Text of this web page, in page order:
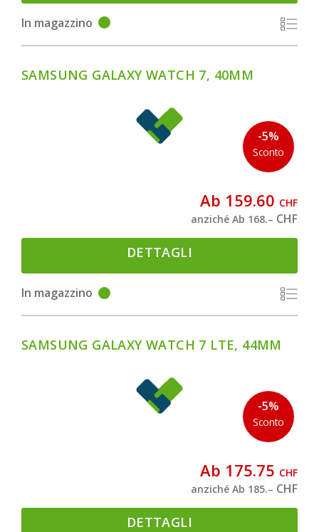
In magazzino
-5%
Sconto
SAMSUNG GALAXY WATCH 7, 40MM
Ab 159.60 CHF
anziché Ab 168.– CHF
DETTAGLI
In magazzino
-5%
Sconto
SAMSUNG GALAXY WATCH 7 LTE, 44MM
Ab 175.75 CHF
anziché Ab 185.– CHF
DETTAGLI